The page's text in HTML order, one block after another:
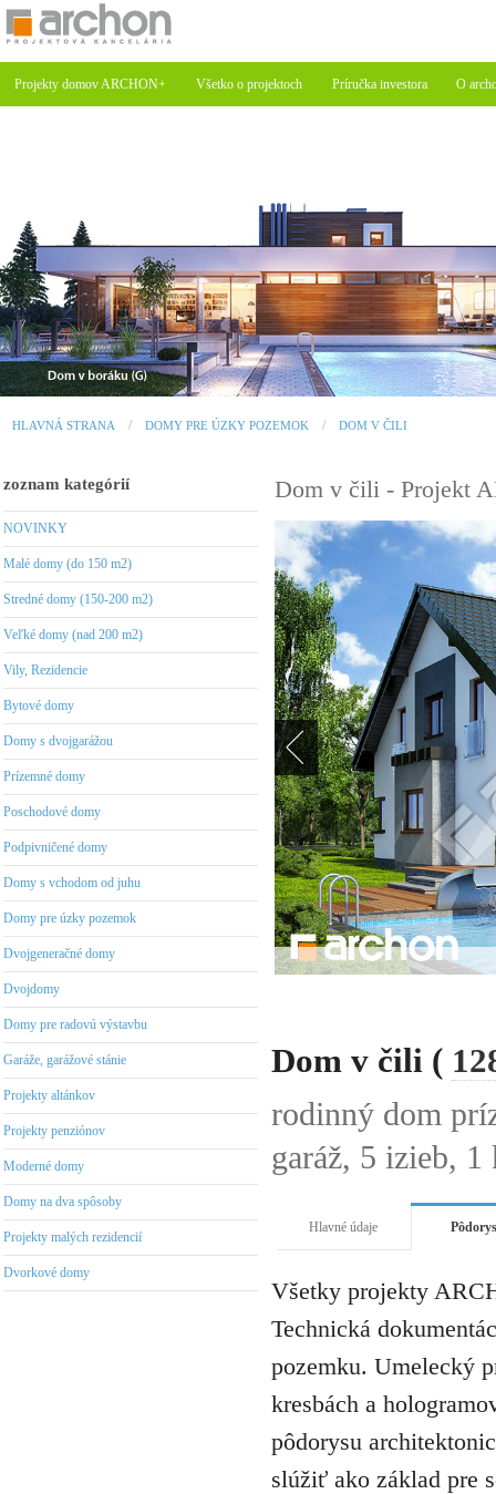
Projekty domov ARCHON+ Všetko o projektoch Príručka investora O
HLAVNÁ STRANA DOMY PRE ÚZKY POZEMOK DOM V ČILI
zoznam kategórií
NOVINKY
Malé domy (do 150 m2)
Stredné domy (150-200 m2)
Veľké domy (nad 200 m2)
Vily, Rezidencie
Bytové domy
Domy s dvojgarážou
Prízemné domy
Poschodové domy
Podpivničené domy
Domy s vchodom od juhu
Domy pre úzky pozemok
Dvojgeneračné domy
Dvojdomy
Domy pre radovú výstavbu
Garáže, garážové stánie
Projekty altánkov
Projekty penziónov
Moderné domy
Domy na dva spôsoby
Projekty malých rezidencií
Dvorkové domy
Dom v čili - Projekt
Dom v čili (
rodinný dom
garáž, 5 izieb,
Hlavné údaje
Všetky projekty
Technická
pozemku. Umelecký
kresbách a
pôdorysu
slúžiť ako základ pre